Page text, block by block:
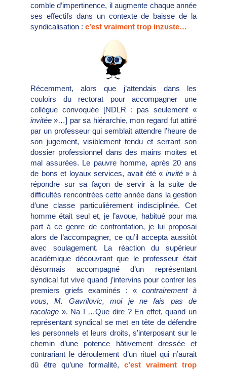
comble d’impertinence, il augmente chaque année
ses effectifs dans un contexte de baisse de la
syndicalisation : c’est vraiment trop inzuste…
Récemment, alors que j’attendais dans les
couloirs du rectorat pour accompagner une
collègue convoquée [NDLR : pas seulement «
invitée»…] par sa hiérarchie, mon regard fut attiré
par un professeur qui semblait attendre l’heure de
son jugement, visiblement tendu et serrant son
dossier professionnel dans des mains moites et
mal assurées. Le pauvre homme, après 20 ans
de bons et loyaux services, avait été « invité» à
répondre sur sa façon de servir à la suite de
difficultés rencontrées cette année dans la gestion
d’une classe particulièrement indisciplinée. Cet
homme était seul et, je l’avoue, habitué pour ma
part à ce genre de confrontation, je lui proposai
alors de l’accompagner, ce qu’il accepta aussitôt
avec soulagement. La réaction du supérieur
académique découvrant que le professeur était
désormais accompagné d’un représentant
syndical fut vive quand j’intervins pour contrer les
premiers griefs examinés : « contrairement à
vous, M. Gavrilovic, moi je ne fais pas de
racolage ». Na ! …Que dire ? En effet, quand un
représentant syndical se met en tête de défendre
les personnels et leurs droits, s’interposant sur le
chemin d’une potence hâtivement dressée et
contrariant le déroulement d’un rituel qui n’aurait
dû être qu’une formalité, c’est vraiment trop